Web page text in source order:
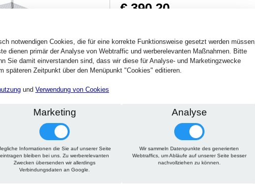
€ 390,20
Stck.
Beschreibung
notwendigen Cookies, die für eine korrekte Funktionsweise gesetzt werden müssen,
dienen primär der Analyse von Webtraffic und werberelevanten Maßnahmen. Bitte
Sie damit einverstanden sind, dass wir diese für Analyse- und Marketingzwecke
Zeitpunkt über den Menüpunkt "Cookies" editieren.
und Verwendung von Cookies
Marketing
Informationen die Sie auf unserer Seite
eintragen bleiben bei uns. Zu werberelevanten
Zwecken übersenden wir allerdings
Verbindungsdaten an Google.
Analyse
Wir sammeln Datenpunkte des generierten
Webtraffics, um Abläufe auf unserer Seite besser
nachvollziehen zu können.